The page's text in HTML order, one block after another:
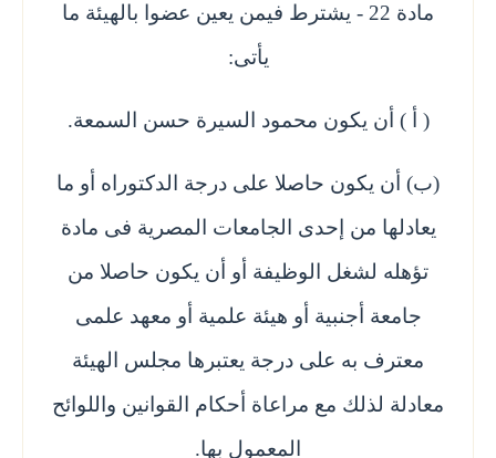
مادة 22 - يشترط فيمن يعين عضوا بالهيئة ما
يأتى:
( أ ) أن يكون محمود السيرة حسن السمعة.
(ب) أن يكون حاصلا على درجة الدكتوراه أو ما
يعادلها من إحدى الجامعات المصرية فى مادة
تؤهله لشغل الوظيفة أو أن يكون حاصلا من
جامعة أجنبية أو هيئة علمية أو معهد علمى
معترف به على درجة يعتبرها مجلس الهيئة
معادلة لذلك مع مراعاة أحكام القوانين واللوائح
المعمول بها.